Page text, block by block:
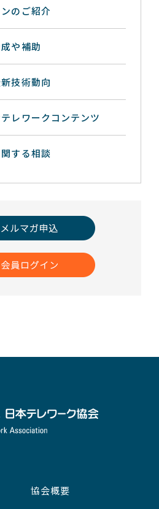
のご紹介
や補助
技術動向
レワークコンテンツ
する相談
協会概要